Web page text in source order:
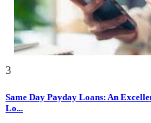
3
Same Day Payday Loans: An
Lo...